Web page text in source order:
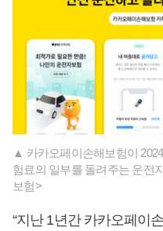
▲ 카카오페이손해보험이
험료의 일부를 돌려주는 운전
보험>
“지난 1년간 카카오페이